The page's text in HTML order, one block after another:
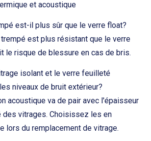
et acoustique
est-il plus sûr que le verre float?
trempé est plus résistant que le verre
le risque de blessure en cas de bris.
isolant et le verre feuilleté
niveaux de bruit extérieur?
acoustique va de pair avec l'épaisseur
des vitrages. Choisissez les en
lors du remplacement de vitrage.